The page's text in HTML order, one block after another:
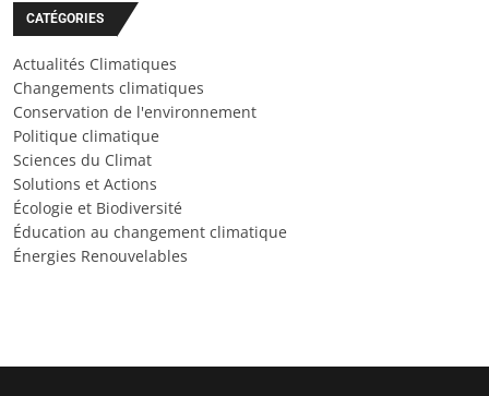
CATÉGORIES
Actualités Climatiques
Changements climatiques
Conservation de l'environnement
Politique climatique
Sciences du Climat
Solutions et Actions
Écologie et Biodiversité
Éducation au changement climatique
Énergies Renouvelables